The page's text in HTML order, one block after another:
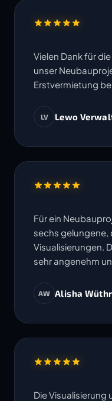
Vielen Dank für
unser
Erstvermietung
LV Lewo
Für ein
sechs
Visualisierungen.
sehr angenehm
AW Alisha
Die Visualisierung